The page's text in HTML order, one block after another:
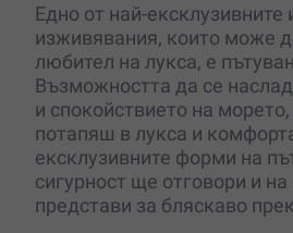
Едно от най-
изживявания, които може
любител на лукса, е
Възможността да се
и спокойствието на
потапяш в лукса и
ексклузивните форми на
сигурност ще отговори и
представи за бляскаво